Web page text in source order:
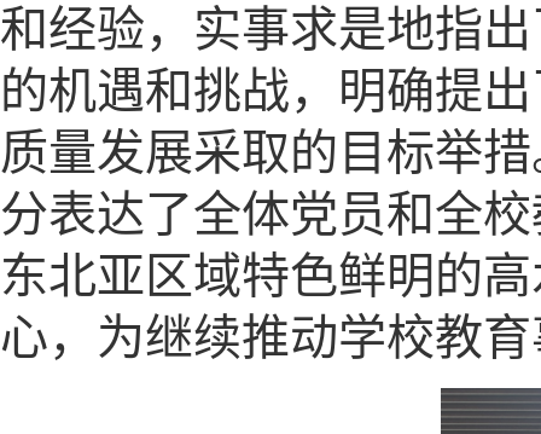
和经验，实事求是地指
的机遇和挑战，明确提
质量发展采取的目标举
分表达了全体党员和全
东北亚区域特色鲜明的
心，为继续推动学校教